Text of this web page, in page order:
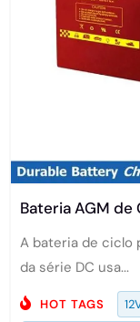
Bateria AGM de
A bateria de ciclo
da série DC usa...
HOT TAGS